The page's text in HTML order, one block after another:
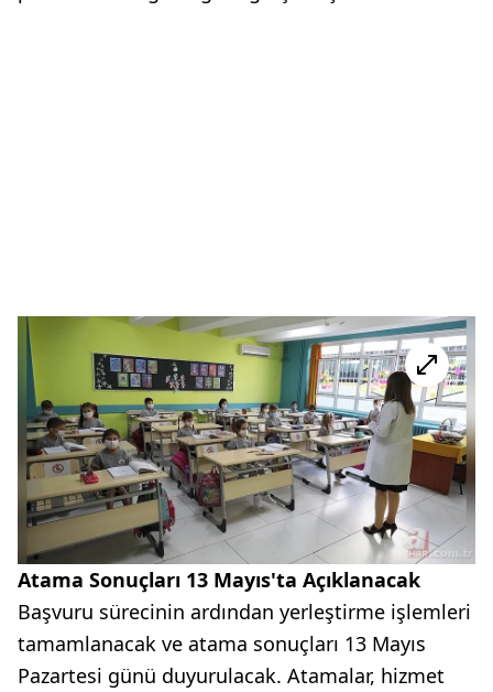
Atama Sonuçları 13 Mayıs'ta Açıklanacak
Başvuru sürecinin ardından yerleştirme işlemleri
tamamlanacak ve atama sonuçları 13 Mayıs
Pazartesi günü duyurulacak. Atamalar, hizmet